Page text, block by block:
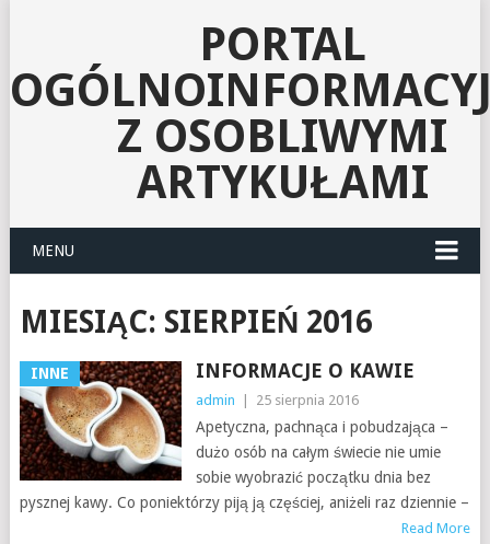
PORTAL
Z OSOBLIWYMI
ARTYKUŁAMI
MENU
MIESIĄC: SIERPIEŃ 2016
INNE INFORMACJE O KAWIE
admin 25 sierpnia 2016
Apetyczna, pachnąca i pobudzająca –
dużo osób na całym świecie nie umie
sobie wyobrazić początku dnia bez
pysznej kawy. Co poniektórzy piją ją częściej, aniżeli raz dziennie –
Read More